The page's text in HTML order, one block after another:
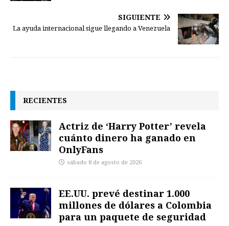
SIGUIENTE
La ayuda internacional sigue llegando a Venezuela
RECIENTES
Actriz de ‘Harry Potter’ revela
cuánto dinero ha ganado en
OnlyFans
sábado 8 de agosto de 2026
EE.UU. prevé destinar 1.000
millones de dólares a Colombia
para un paquete de seguridad